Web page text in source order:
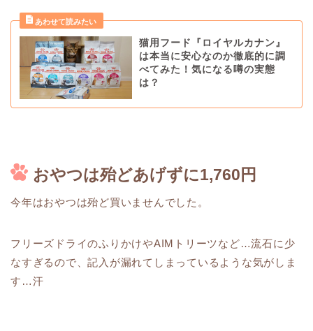
猫用フード『ロイヤルカナン』
は本当に安心なのか徹底的に調
べてみた！気になる噂の実態
は？
おやつは殆どあげずに1,760円
今年はおやつは殆ど買いませんでした。
フリーズドライのふりかけやAIMトリーツなど…流石に少
なすぎるので、記入が漏れてしまっているような気がしま
す…汗